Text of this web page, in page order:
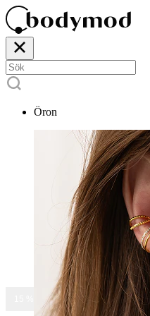
Öron
15 % RABATT PÅ ALLA SMYCKEN